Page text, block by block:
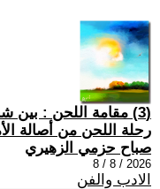
(3) مقامة اللحن : بين
رحلة اللحن من أصالة
صباح حزمي الزهيري
2026 / 8 / 8
الادب والفن